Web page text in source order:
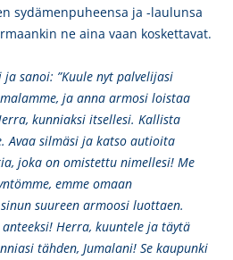
sydämenpuheensa ja -laulunsa
ne aina vaan koskettavat.
sanoi: ”Kuule nyt palvelijasi
ja anna armosi loistaa
kunniaksi itsellesi. Kallista
Avaa silmäsi ja katso autioita
joka on omistettu nimellesi! Me
emme omaan
suureen armoosi luottaen.
Herra, kuuntele ja täytä
tähden, Jumalani! Se kaupunki